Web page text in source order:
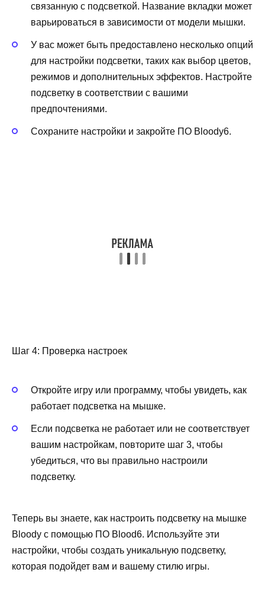
связанную с подсветкой. Название вкладки может
варьироваться в зависимости от модели мышки.
У вас может быть предоставлено несколько опций
для настройки подсветки, таких как выбор цветов,
режимов и дополнительных эффектов. Настройте
подсветку в соответствии с вашими
предпочтениями.
Сохраните настройки и закройте ПО Bloody6.
Шаг 4: Проверка настроек
Откройте игру или программу, чтобы увидеть, как
работает подсветка на мышке.
Если подсветка не работает или не соответствует
вашим настройкам, повторите шаг 3, чтобы
убедиться, что вы правильно настроили
подсветку.
Теперь вы знаете, как настроить подсветку на мышке
Bloody с помощью ПО Blood6. Используйте эти
настройки, чтобы создать уникальную подсветку,
которая подойдет вам и вашему стилю игры.